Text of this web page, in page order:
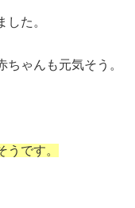
た。
ゃんも元気そう。
です。